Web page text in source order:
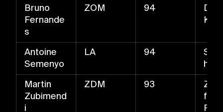
Bruno
Fernande
s
ZOM 94
Das
Antoine
Semenyo
LA 94
huss
Martin
Zubimend
i
ZDM 93
f